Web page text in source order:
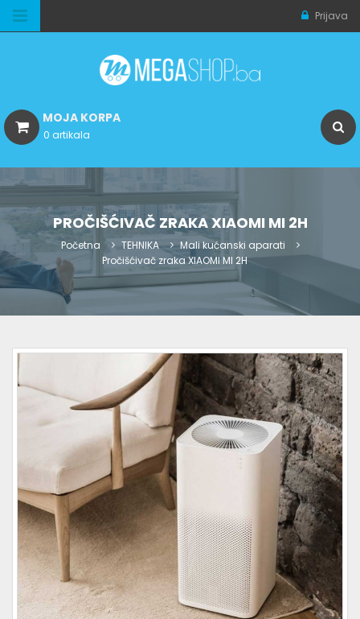
Prijava
MOJA KORPA
0 artikala
PROČIŠĆIVAČ ZRAKA XIAOMI MI 2H
Početna TEHNIKA
Mali kućanski aparati
Pročišćivač zraka XIAOMI MI 2H